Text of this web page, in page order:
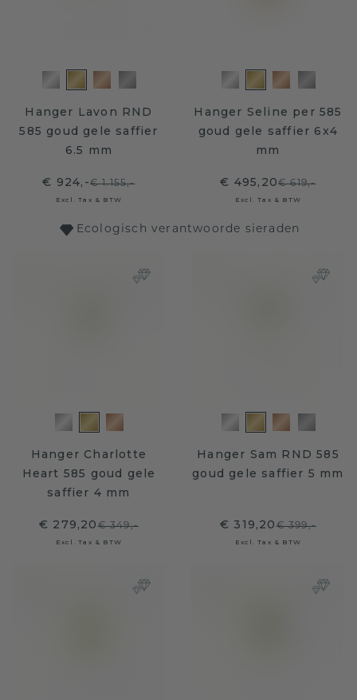
Hanger Lavon RND
585 goud gele saffier
6.5 mm
€ 924,-€ 1.155,-
Excl. Tax & BTW
Hanger Seline per 585
goud gele saffier 6x4
mm
€ 495,20€ 619,-
Excl. Tax & BTW
Ecologisch verantwoorde sieraden
Hanger Charlotte
Heart 585 goud gele
saffier 4 mm
€ 279,20€ 349,-
Excl. Tax & BTW
Hanger Sam RND 585
goud gele saffier 5 mm
€ 319,20€ 399,-
Excl. Tax & BTW